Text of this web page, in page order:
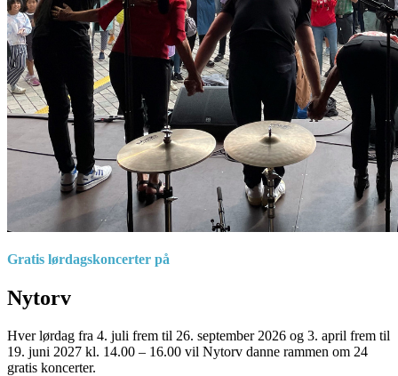
Gratis lørdagskoncerter på
Nytorv
Hver lørdag fra 4. juli frem til 26. september 2026 og 3. april frem til
19. juni 2027 kl. 14.00 – 16.00 vil Nytorv danne rammen om 24
gratis koncerter.